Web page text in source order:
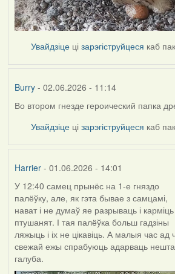
Увайдзіце цізарэгіструйцеся каб
Burry- 02.06.2026 - 11:14
Во втором гнезде героический папка
Увайдзіце цізарэгіструйцеся каб
Harrier- 01.06.2026 - 14:01
У 12:40 самец прынёс на 1-е гняздо
палёўку, але, як гэта бывае з самцамі,
нават і не думаў яе разрываць і карміць
птушанят. І тая палёўка больш гадзіны
ляжыць і іх не цікавіць. А малыя час ад
свежай ежы спрабуюць адарваць нешта
галуба.